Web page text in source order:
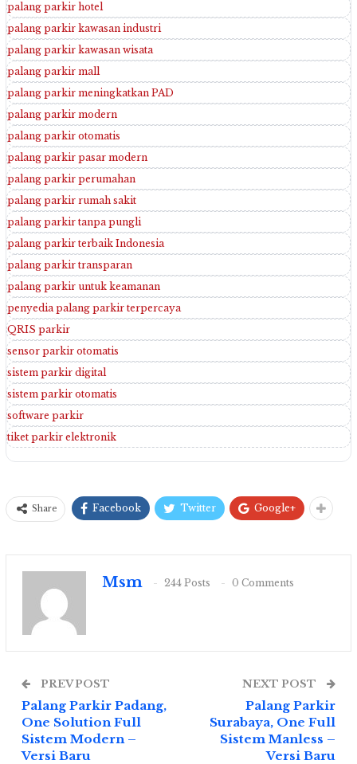
palang parkir hotel
palang parkir kawasan industri
palang parkir kawasan wisata
palang parkir mall
palang parkir meningkatkan PAD
palang parkir modern
palang parkir otomatis
palang parkir pasar modern
palang parkir perumahan
palang parkir rumah sakit
palang parkir tanpa pungli
palang parkir terbaik Indonesia
palang parkir transparan
palang parkir untuk keamanan
penyedia palang parkir terpercaya
QRIS parkir
sensor parkir otomatis
sistem parkir digital
sistem parkir otomatis
software parkir
tiket parkir elektronik
Share Facebook Twitter Google+
Msm 244 Posts 0 Comments
PREV POST
Palang Parkir Padang,
One Solution Full
Sistem Modern –
Versi Baru
NEXT POST
Palang Parkir
Surabaya, One Full
Sistem Manless –
Versi Baru